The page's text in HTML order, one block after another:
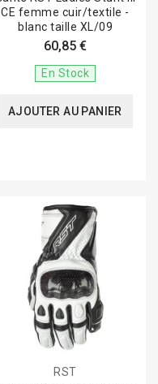
CE femme cuir/textile -
blanc taille XL/09
60,85 €
En Stock
AJOUTER AU PANIER
RST